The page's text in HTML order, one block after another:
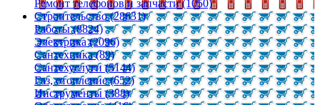
Ремонт телефонов и запчасти (1050)
Строительство (28631)
Работы (8824)
Электрика (2096)
Сантехника (89)
Сантехуслуги (5144)
Газ, отопление (652)
Инструменты (388)